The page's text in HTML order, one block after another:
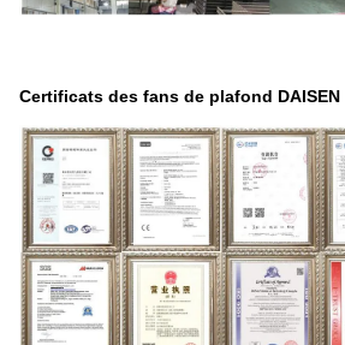
Certificats des fans de plafond DAISEN